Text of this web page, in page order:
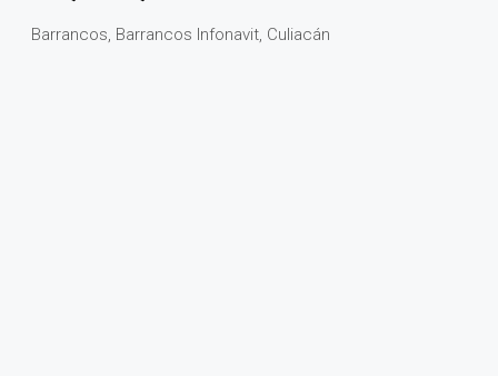
Barrancos, Barrancos Infonavit, Culiacán